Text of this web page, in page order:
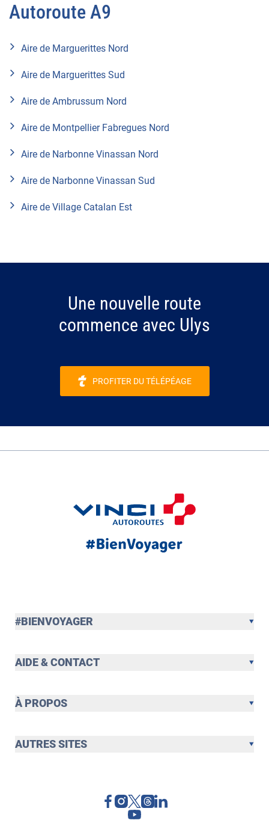
Autoroute A9
Aire de Marguerittes Nord
Aire de Marguerittes Sud
Aire de Ambrussum Nord
Aire de Montpellier Fabregues Nord
Aire de Narbonne Vinassan Nord
Aire de Narbonne Vinassan Sud
Aire de Village Catalan Est
Une nouvelle route
commence avec Ulys
PROFITER DU TÉLÉPÉAGE
#BIENVOYAGER
AIDE & CONTACT
À PROPOS
AUTRES SITES